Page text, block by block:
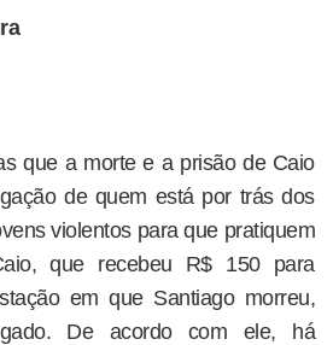
que a morte e a prisão de Caio
de quem está por trás dos
violentos para que pratiquem
que recebeu R$ 150 para
em que Santiago morreu,
De acordo com ele, há